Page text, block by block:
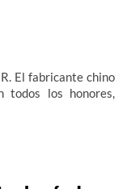
El fabricante chino
los honores,